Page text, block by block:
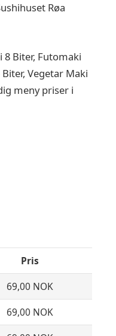
Røa
8 Biter, Futomaki
Vegetar Maki
meny priser i
Pris
69,00 NOK
69,00 NOK